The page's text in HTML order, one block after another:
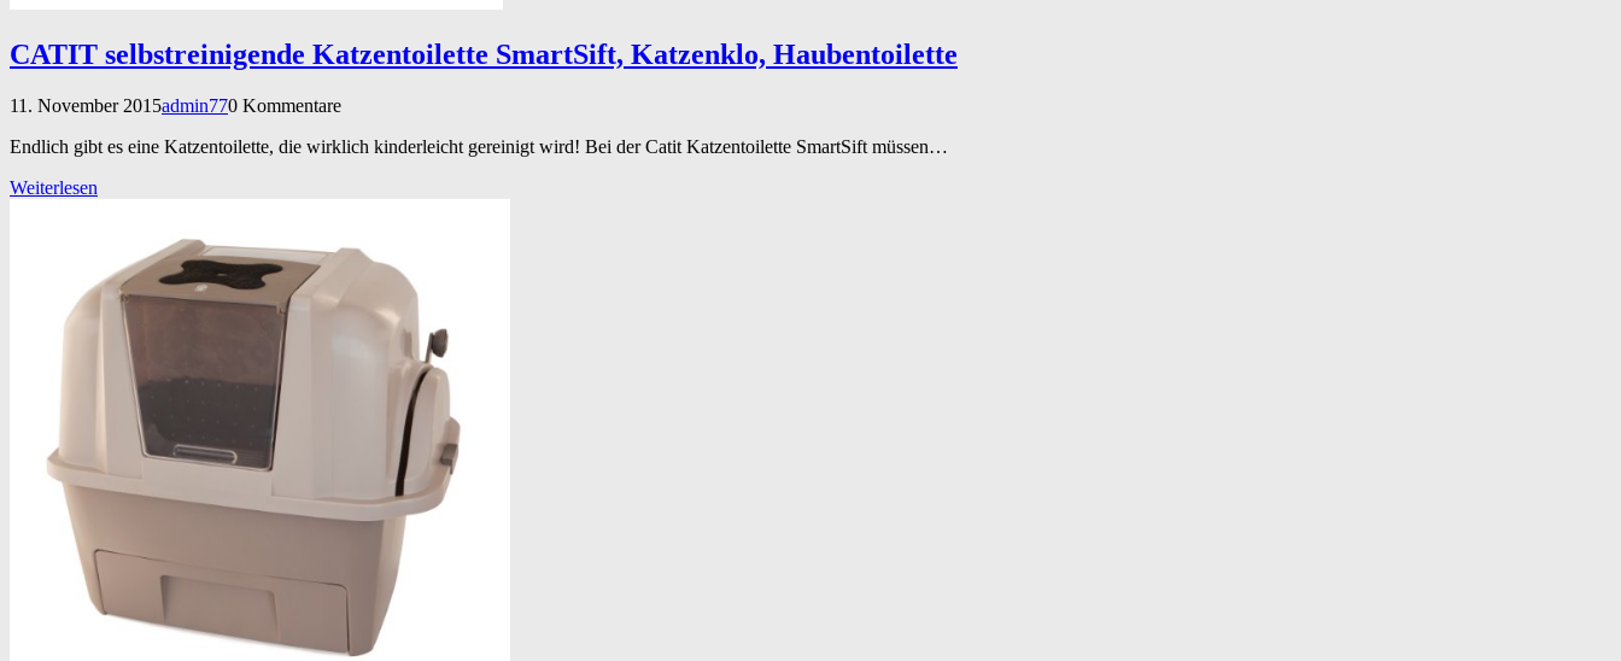
CATIT selbstreinigende Katzentoilette SmartSift, Katzenklo, Haubentoilette
11. November 2015admin770 Kommentare
Endlich gibt es eine Katzentoilette, die wirklich kinderleicht gereinigt wird! Bei der Catit Katzentoilette SmartSift müssen…
Weiterlesen